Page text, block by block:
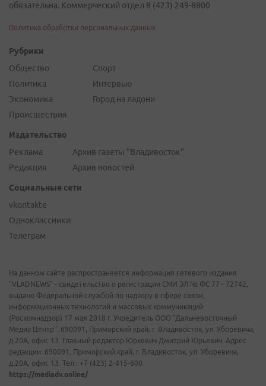
обязательна. Коммерческий отдел 8 (423) 249-8800
Политика обработки персональных данных
Рубрики
Общество
Политика
Экономика
Происшествия
Спорт
Интервью
Город на ладони
Издательство
Реклама
Редакция
Архив газеты "Владивосток"
Архив новостей
Социальные сети
vkontakte
Одноклассники
Телеграм
На данном сайте распространяется информация сетевого издания
"VLADNEWS" - свидетельство о регистрации СМИ ЭЛ № ФС 77 - 72742,
выдано Федеральной службой по надзору в сфере связи,
информационных технологий и массовых коммуникаций
(Роскомнадзор) 17 мая 2018 г. Учредитель ООО "Дальневосточный
Медиа Центр". 690091, Приморский край, г. Владивосток, ул. Уборевича,
д.20А, офис 13. Главный редактор Юркевич Дмитрий Юрьевич. Адрес
редакции: 690091, Приморский край, г. Владивосток, ул. Уборевича,
д.20А, офис 13. Тел.: +7 (423) 2-415-600.
https://mediadv.online/